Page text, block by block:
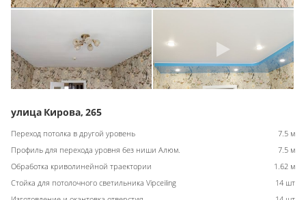
улица Кирова, 265
Переход потолка в другой уровень
7.5 м
Профиль для перехода уровня без ниши Алюм.
7.5 м
Обработка криволинейной траектории
1.62 м
Стойка для потолочного светильника Vipceiling
14 шт